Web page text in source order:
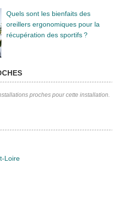
Quels sont les bienfaits des
oreillers ergonomiques pour la
récupération des sportifs ?
proches pour cette installation.
Loire